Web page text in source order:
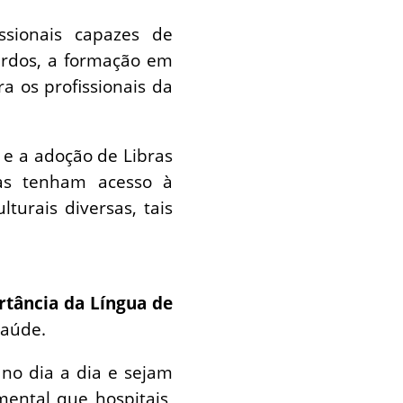
capazes de
a formação em
os profissionais da
a adoção de Libras
tenham acesso à
diversas, tais
da Língua de
dia a dia e sejam